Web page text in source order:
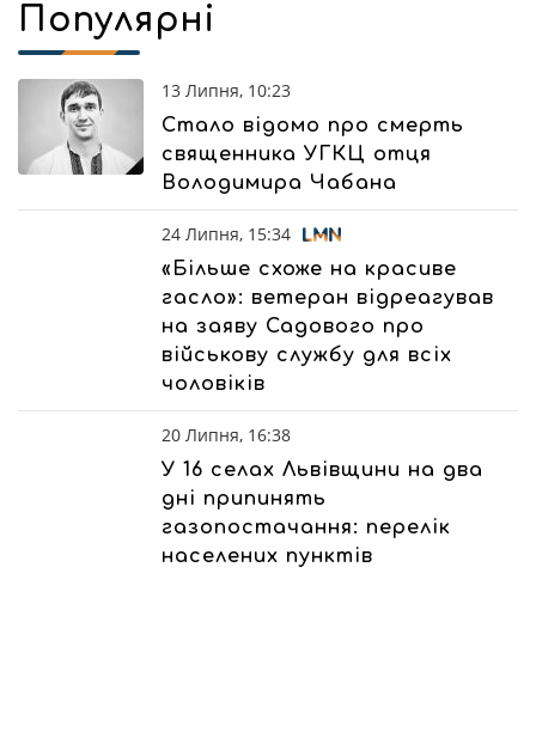
Популярні
13 Липня, 10:23
Стало відомо про смерть
священника УГКЦ отця
Володимира Чабана
24 Липня, 15:34
«Більше схоже на красиве
гасло»: ветеран відреагував
на заяву Садового про
військову службу для всіх
чоловіків
20 Липня, 16:38
У 16 селах Львівщини на два
дні припинять
газопостачання: перелік
населених пунктів